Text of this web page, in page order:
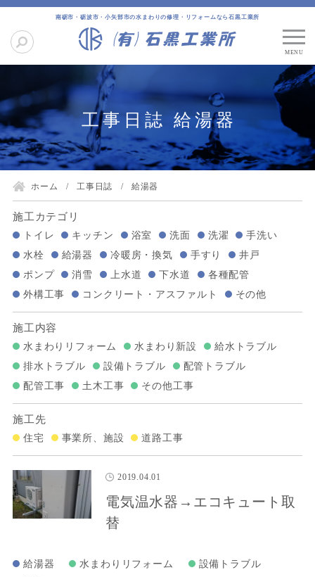
南砺市・砺波市・小矢部市の水まわりの修理・リフォームなら石黒工業所
工事日誌 給湯器
ホーム 工事日誌 給湯器
施工カテゴリ
トイレ キッチン 浴室 洗面 洗濯
手洗い
水栓
給湯器 冷暖房・換気 手すり
井戸
ポンプ
消雪 上水道 下水道
各種配管
外構工事
コンクリート・アスファルト その他
施工内容
水まわりリフォーム 水まわり新設
給水トラブル
排水トラブル
設備トラブル
配管トラブル
配管工事
土木工事 その他工事
施工先
住宅 事業所、施設 道路工事
2019.04.01
電気温水器→エコキュート取
替
給湯器 水まわりリフォーム
設備トラブル